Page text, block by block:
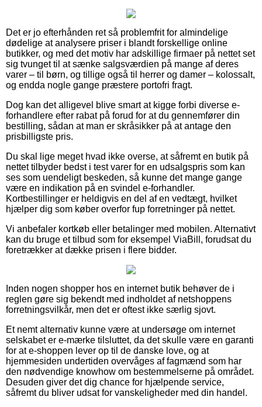
Det er jo efterhånden ret så problemfrit for almindelige
dødelige at analysere priser i blandt forskellige online
butikker, og med det motiv har adskillige firmaer på nettet set
sig tvunget til at sænke salgsværdien på mange af deres
varer – til børn, og tillige også til herrer og damer – kolossalt,
og endda nogle gange præstere portofri fragt.
Dog kan det alligevel blive smart at kigge forbi diverse e-
forhandlere efter rabat på forud for at du gennemfører din
bestilling, sådan at man er skråsikker på at antage den
prisbilligste pris.
Du skal lige meget hvad ikke overse, at såfremt en butik på
nettet tilbyder bedst i test varer for en udsalgspris som kan
ses som uendeligt beskeden, så kunne det mange gange
være en indikation på en svindel e-forhandler.
Kortbestillinger er heldigvis en del af en vedtægt, hvilket
hjælper dig som køber overfor fup forretninger på nettet.
Vi anbefaler kortkøb eller betalinger med mobilen. Alternativt
kan du bruge et tilbud som for eksempel ViaBill, forudsat du
foretrækker at dække prisen i flere bidder.
Inden nogen shopper hos en internet butik behøver de i
reglen gøre sig bekendt med indholdet af netshoppens
forretningsvilkår, men det er oftest ikke særlig sjovt.
Et nemt alternativ kunne være at undersøge om internet
selskabet er e-mærke tilsluttet, da det skulle være en garanti
for at e-shoppen lever op til de danske love, og at
hjemmesiden undertiden overvåges af fagmænd som har
den nødvendige knowhow om bestemmelserne på området.
Desuden giver det dig chance for hjælpende service,
såfremt du bliver udsat for vanskeligheder med din handel.